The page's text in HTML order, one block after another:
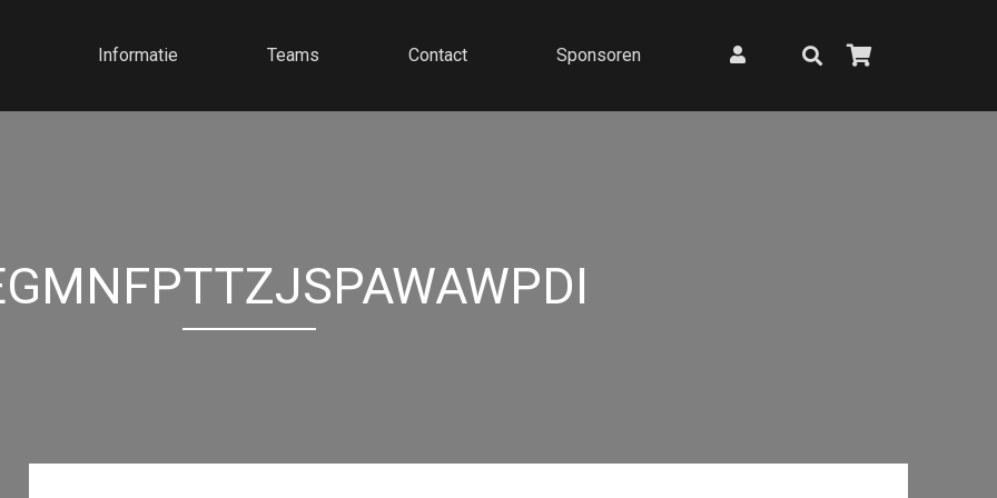
Informatie Teams Contact Sponsoren